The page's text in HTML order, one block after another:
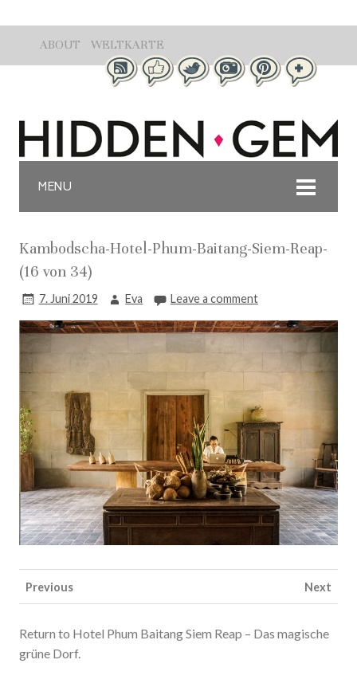
ABOUT WELTKARTE
MENU
Kambodscha-Hotel-Phum-Baitang-Siem-Reap-
(16 von 34)
7. Juni 2019 Eva Leave a comment
Previous Next
Return to Hotel Phum Baitang Siem Reap – Das magische
grüne Dorf.